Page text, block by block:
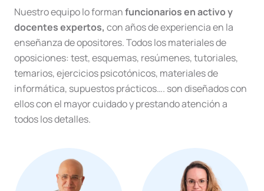
Nuestro equipo lo formanfuncionarios en activo y
docentes expertos, con años de experiencia en la
enseñanza de opositores. Todos los materiales de
oposiciones: test, esquemas, resúmenes, tutoriales,
temarios, ejercicios psicotónicos, materiales de
informática, supuestos prácticos…. son diseñados con
ellos con el mayor cuidado y prestando atención a
todos los detalles.